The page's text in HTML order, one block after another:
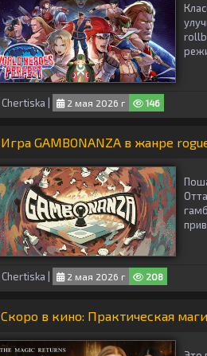
Chertiska 2 мая 2026 г 146
Игра GAMBONANZA в жанре
Chertiska 2 мая 2026 г 208
Скоро в кино: Практическая